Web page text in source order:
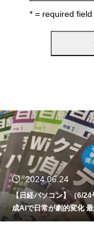
* = required field
2024.06.24
【日経パソコン】（6/24
成AIで日常が劇的変化
I時代のアプリケーショ